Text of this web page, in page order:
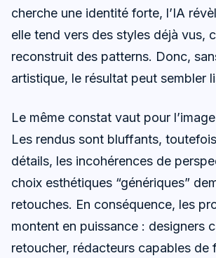
cherche une identité forte, l’IA
elle tend vers des styles déjà vus,
reconstruit des patterns. Donc,
artistique, le résultat peut sembler
Le même constat vaut pour
Les rendus sont bluffants,
détails, les incohérences de
choix esthétiques “génériques”
retouches. En conséquence, les
montent en puissance : designers
retoucher, rédacteurs capables de